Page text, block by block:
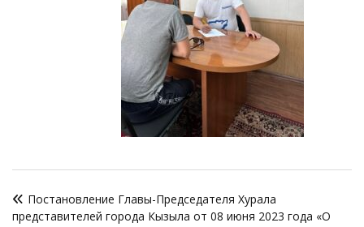
поПостановление Главы-Председателя Хурала
представителей города Кызыла от 08 июня 2023 года «О